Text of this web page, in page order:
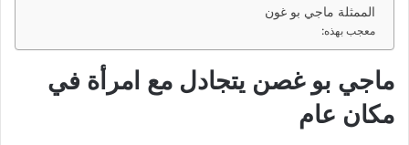
الممثلة ماجي بو غون
معجب بهذه:
ماجي بو غصن يتجادل مع امرأة في
مكان عام